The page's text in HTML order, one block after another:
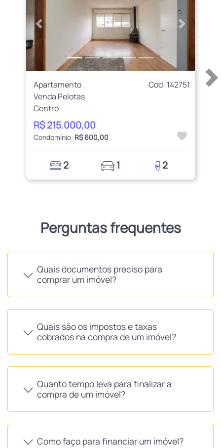
Anterior Próximo
Apartamento
Cod: 142751
Venda Pelotas
Centro
R$ 215.000,00
Condomínio: R$ 600,00
2 1 2
Perguntas frequentes
Quais documentos preciso para
comprar um imóvel?
Quais são os impostos e taxas
cobrados na compra de um imóvel?
Quanto tempo leva para finalizar a
compra de um imóvel?
Como faço para financiar um imóvel?